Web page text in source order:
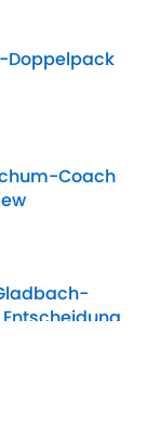
Doppelpack
Coach